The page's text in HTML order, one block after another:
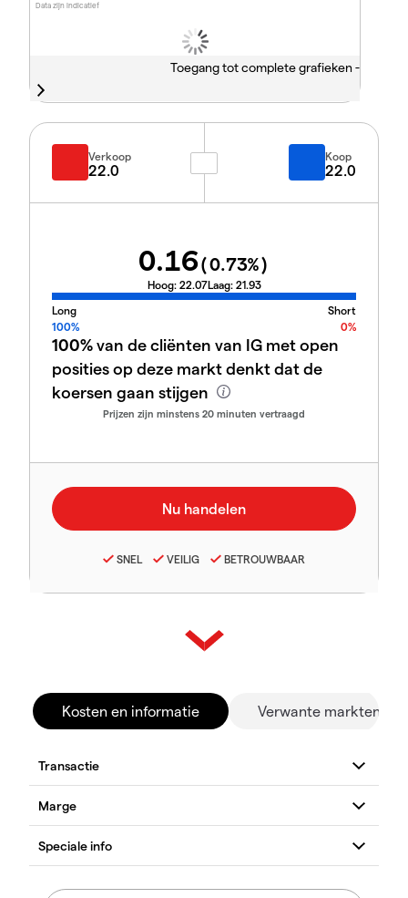
Data zijn indicatief
Toegang tot complete grafieken -
Verkoop
22.0
Koop
22.0
0.16(0.73%)
Hoog: 22.07Laag: 21.93
Long
Short
100%
0%
100%van de cliënten van IG met open
posities op deze markt denkt dat de
koersen gaan stijgen
Prijzen zijn minstens 20 minuten vertraagd
SNEL VEILIG BETROUWBAAR
Kosten en informatie Verwante markten